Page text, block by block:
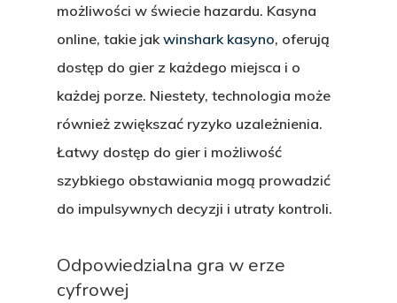
możliwości w świecie hazardu. Kasyna
online, takie jakwinshark kasyno, oferują
dostęp do gier z każdego miejsca i o
każdej porze. Niestety, technologia może
również zwiększać ryzyko uzależnienia.
Łatwy dostęp do gier i możliwość
szybkiego obstawiania mogą prowadzić
do impulsywnych decyzji i utraty kontroli.
Odpowiedzialna gra w erze
cyfrowej